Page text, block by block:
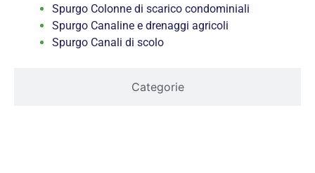
Categorie
Spurgo Colonne di scarico condominiali
Spurgo Canaline e drenaggi agricoli
Spurgo Canali di scolo